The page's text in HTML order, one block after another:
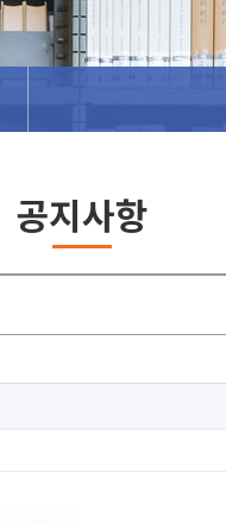
공지사항